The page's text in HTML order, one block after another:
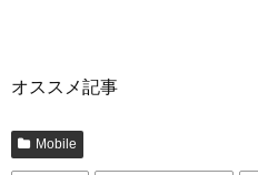
オススメ記事
Mobile